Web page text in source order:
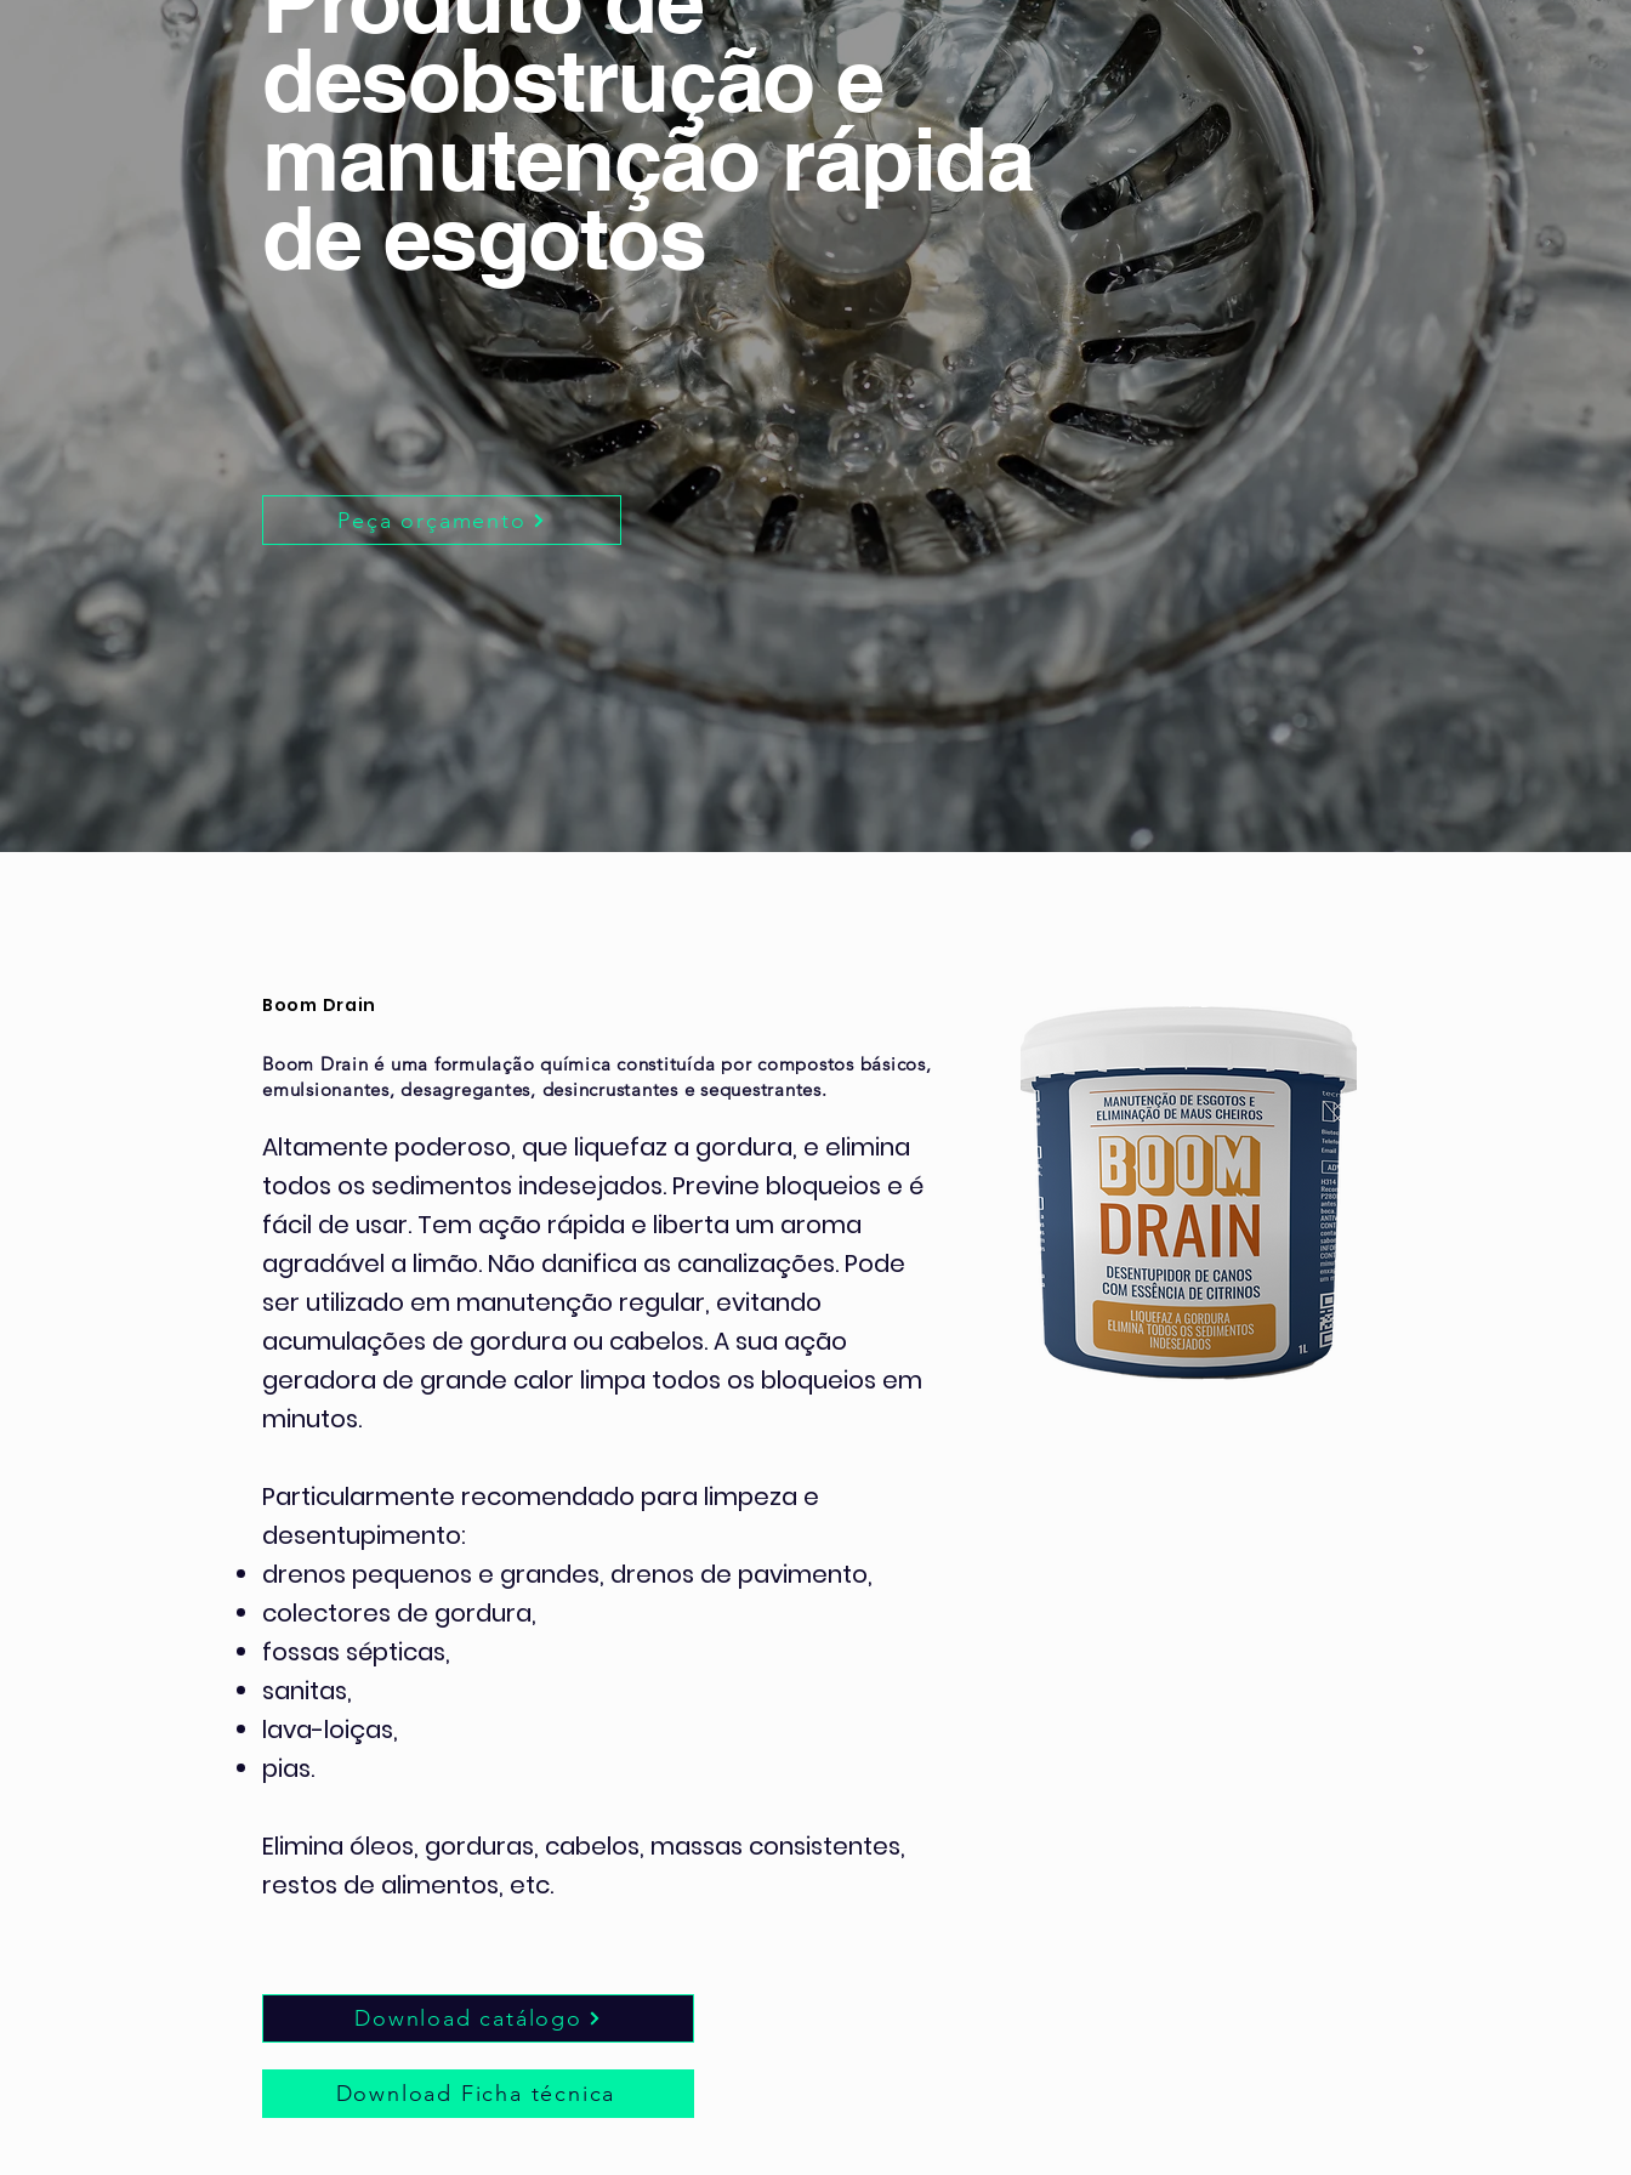
desobstrução e
manutenção rápida
de esgotos
Peça orçamento
Boom Drain
Boom Drain é uma formulação química constituída por compostos básicos,
emulsionantes, desagregantes, desincrustantes e sequestrantes.
Altamente poderoso, que liquefaz a gordura, e elimina
todos os sedimentos indesejados. Previne bloqueios e é
fácil de usar. Tem ação rápida e liberta um aroma
agradável a limão. Não danifica as canalizações. Pode
ser utilizado em manutenção regular, evitando
acumulações de gordura ou cabelos. A sua ação
geradora de grande calor limpa todos os bloqueios em
minutos.
Particularmente recomendado para limpeza e
desentupimento:
drenos pequenos e grandes, drenos de pavimento,
colectores de gordura,
fossas sépticas,
sanitas,
lava-loiças,
pias.
Elimina óleos, gorduras, cabelos, massas consistentes,
restos de alimentos, etc.
Download catálogo
Download Ficha técnica